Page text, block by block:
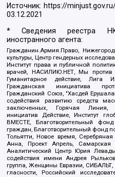
Источник: https://
03.12.2021
* Сведения реестра
иностранного агента:
Гражданин.Армия.Право,
культуры, Центр гендерных
Институт права и публичной
врачей, НАСИЛИЮ.НЕТ, Мы против
Гуманитарное действие, Лига
Гражданская инициатива
Гражданский Союз, "Хасдей
содействия развитию средств
заключенных, Горячая Линия,
инициатив Действие, Институт
ВМЕСТЕ, Благотворительный
граждан, Благотворительный фонд
Тольятти, Новое время,
Анна, Проект Апрель, Самарская
Аналитический Центр Юрия
содействия имени Андрея
группа, Женщины Евразии, СИБАЛЬТ,
гласности, Российский